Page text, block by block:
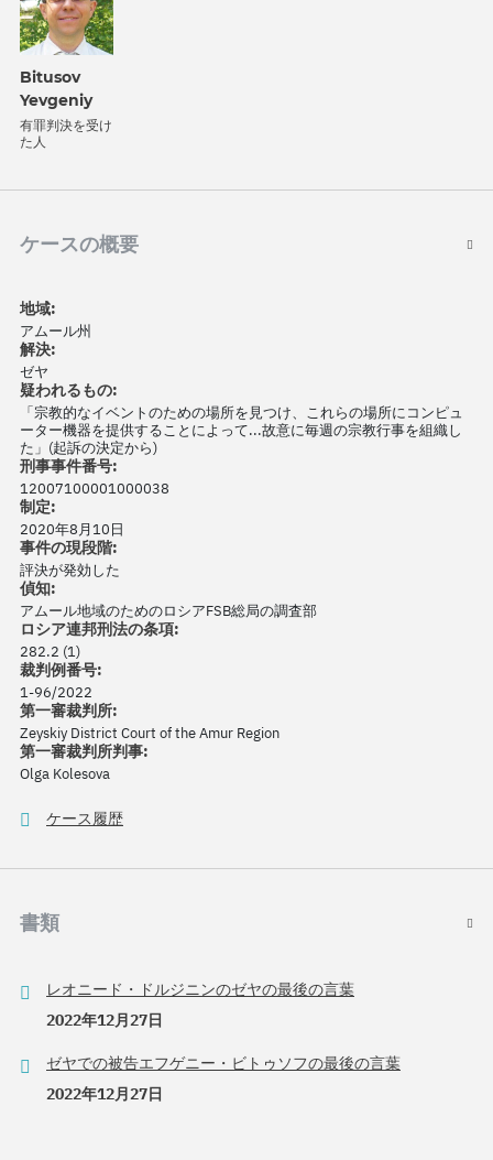
Bitusov
Yevgeniy
有罪判決を受け
た人
ケースの概要
地域:
アムール州
解決:
ゼヤ
疑われるもの:
「宗教的なイベントのための場所を見つけ、これらの場所にコンピュ
ーター機器を提供することによって...故意に毎週の宗教行事を組織し
た」(起訴の決定から)
刑事事件番号:
12007100001000038
制定:
2020年8月10日
事件の現段階:
評決が発効した
偵知:
アムール地域のためのロシアFSB総局の調査部
ロシア連邦刑法の条項:
282.2 (1)
裁判例番号:
1-96/2022
第一審裁判所:
Zeyskiy District Court of the Amur Region
第一審裁判所判事:
Olga Kolesova
ケース履歴
書類
レオニード・ドルジニンのゼヤの最後の言葉
2022年12月27日
ゼヤでの被告エフゲニー・ビトゥソフの最後の言葉
2022年12月27日